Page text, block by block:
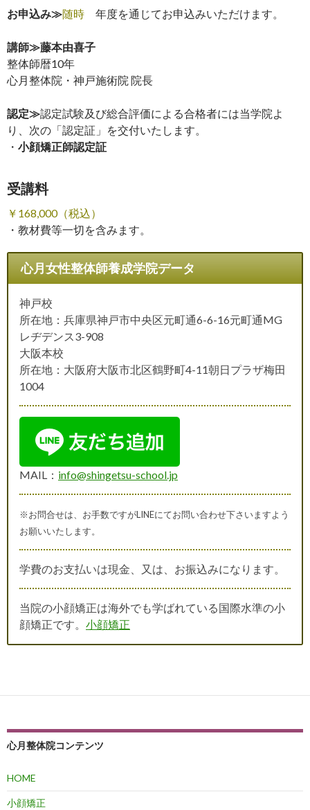
お申込み≫随時 年度を通じてお申込みいただけます。
講師≫藤本由喜子
整体師暦10年
心月整体院・神戸施術院 院長
認定≫認定試験及び総合評価による合格者には当学院よ
り、次の「認定証」を交付いたします。
・ 小顔矯正師認定証
受講料
￥168,000（税込）
・教材費等一切を含みます。
心月女性整体師養成学院データ
神戸校
所在地：兵庫県神戸市中央区元町通6-6-16元町通MG
レヂデンス3-908
大阪本校
所在地：大阪府大阪市北区鶴野町4-11朝日プラザ梅田
1004
MAIL： info@shingetsu-school.jp
※お問合せは、お手数ですがLINEにてお問い合わせ下さいますよう
お願いいたします。
学費のお支払いは現金、又は、お振込みになります。
当院の小顔矯正は海外でも学ばれている国際水準の小
顔矯正です。 小顔矯正
心月整体院コンテンツ
HOME
小顔矯正